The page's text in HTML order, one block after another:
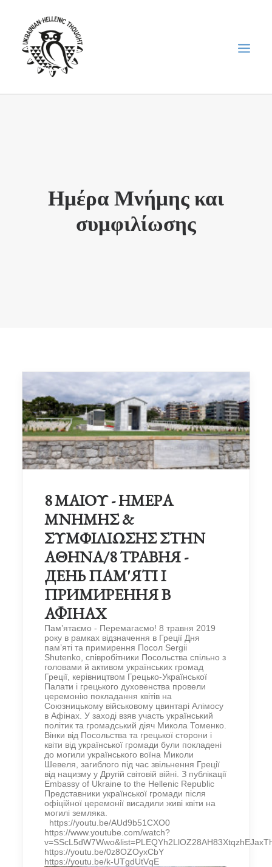
ПРО НАС
“ВІСНИК”/”ΑΓΓΕΛΙΑΦΌΡΟΣ”
Ημέρα Μνήμης και
συμφιλίωσης
8 ΜΑΙΟΥ - ΗΜΕΡΑ
ΜΝΗΜΗΣ &
ΣΥΜΦΙΛΙΩΣΗΣ ΣΤΗΝ
ΑΘΗΝΑ/8 ТРАВНЯ -
ДЕНЬ ПАМ'ЯТІ І
ПРИМИРЕННЯ В
АФІНАХ
Пам’ятаємо - Перемагаємо! 8 травня 2019
року в рамках відзначення в Греції Дня
пам’яті та примирення Посол Sergii
Shutenko, співробітники Посольства спільно з
головами й активом українських громад
Греції, керівництвом Грецько-Української
Палати і грецького духовенства провели
церемонію покладання квітів на
Союзницькому військовому цвинтарі Алімосу
в Афінах. У заході взяв участь український
політик та громадський діяч Микола Томенко.
Вінки від Посольства та грецької сторони і
квіти від української громади були покладені
до могили українського воїна Миколи
Шевеля, загиблого під час звільнення Греції
від нацизму у Другій світовій війні. З публікації
Embassy of Ukraine to the Hellenic Republic
Представники української громади після
офіційної церемонії висадили живі квіти на
могилі земляка.
https://youtu.be/AUd9b51CXO0
https://www.youtube.com/watch?
https://youtu.be/0z8OZOyxCbY
https://youtu.be/k-UTgdUtVqE